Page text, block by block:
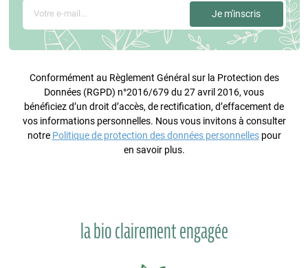
Conformément au Règlement Général sur la Protection des
Données (RGPD) n°2016/679 du 27 avril 2016, vous
bénéficiez d’un droit d’accès, de rectification, d’effacement de
vos informations personnelles. Nous vous invitons à consulter
notre Politique de protection des données personnellespour
en savoir plus.
la bio clairement engagée